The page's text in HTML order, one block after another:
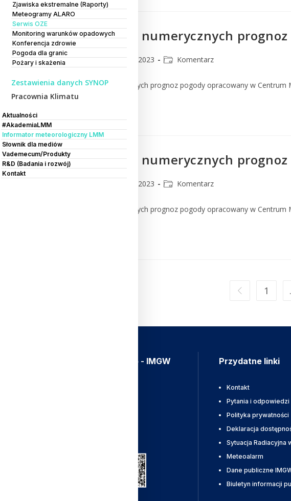
Zjawiska ekstremalne (Raporty)
Meteogramy ALARO
Serwis OZE
Monitoring warunków opadowych
Konferencja zdrowie
Pogoda dla granic
Pożary i skażenia
Zestawienia danych SYNOP
Pracownia Klimatu
Aktualności
#AkademiaLMM
Informator meteorologiczny LMM
Słownik dla mediów
Vademecum/Produkty
R&D (Badania i rozwój)
Kontakt
Komentarz do numerycznych prognoz
CMM 22 lutego 2023 Komentarz
Komentarz do numerycznych prognoz pogody opracowany w
Komentarz do numerycznych prognoz
21 lutego 2023 Komentarz
Komentarz do numerycznych prognoz pogody opracowany w
1
Aplikacja Meteo - IMGW Przydatne linki
Kontakt
Pytania i odpowiedzi
Polityka prywatności
Deklaracja
Sytuacja Radiacyjna
Meteoalarm
Dane publiczne
Biuletyn informacji